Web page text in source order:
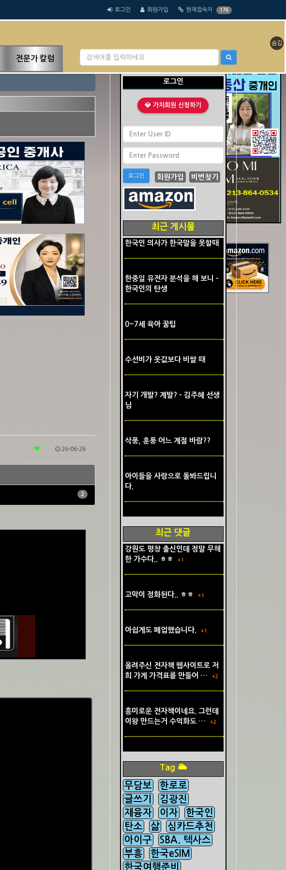
로그인 회원가입 현재접속자 176
전문가 칼럼
숨김
26-06-26
2
로그인
💎 가치회원 신청하기
로그인 회원가입 비번찾기
최근 게시물
한국인 의사가 한국말을 못할때
한중일 유전자 분석을 해 보니 -
한국인의 탄생
0~7세 육아 꿀팁
수선비가 옷값보다 비쌀 때
자기 개발? 계발? - 김주혜 선생
님
삭풍, 훈풍 어느 계절 바람??
아이들을 사랑으로 돌봐드립니
다.
최근 댓글
강원도 평창 출신인데 정말 무해
한 가수다.. ㅎㅎ
+1
고막이 정화된다.. ㅎㅎ +1
아쉽게도 폐업했습니다. +1
올려주신 전자책 웹사이트로 저
희 가게 가격표를 만들어 …
+2
흥미로운 전자책이네요. 그런데
이왕 만드는거 수익화도 …
+2
Tag 🌥️
무담보
한로로
글쓰기
김광진
재융자
이자
한국인
탄소
삶
심카드추천
아이구
SBA. 텍사스
부흥
한국eSIM
한국여행준비